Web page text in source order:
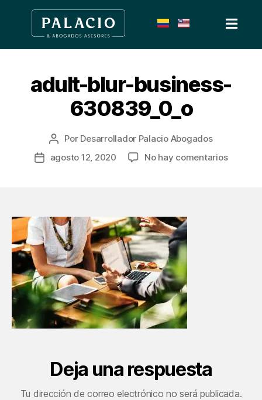
adult-blur-business-
630839_0_o
Por Desarrollador Palacio Abogados
agosto 12, 2020
No hay comentarios
Deja una respuesta
Tu dirección de correo electrónico no será publicada.